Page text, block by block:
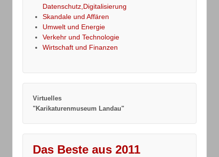
Datenschutz,Digitalisierung
Skandale und Affären
Umwelt und Energie
Verkehr und Technologie
Wirtschaft und Finanzen
Virtuelles
"Karikaturenmuseum Landau"
Das Beste aus 2011